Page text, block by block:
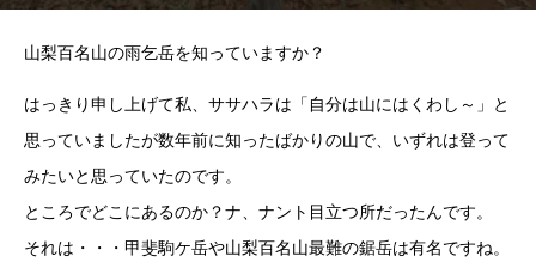
山梨百名山の雨乞岳を知っていますか？
はっきり申し上げて私、ササハラは「自分は山にはくわし～」と
思っていましたが数年前に知ったばかりの山で、いずれは登って
みたいと思っていたのです。
ところでどこにあるのか？ナ、ナント目立つ所だったんです。
それは・・・甲斐駒ケ岳や山梨百名山最難の鋸岳は有名ですね。